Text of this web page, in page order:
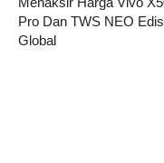
Pro Dan TWS NEO
Global